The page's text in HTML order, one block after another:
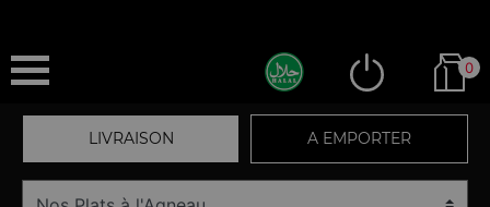
0
LIVRAISON A EMPORTER